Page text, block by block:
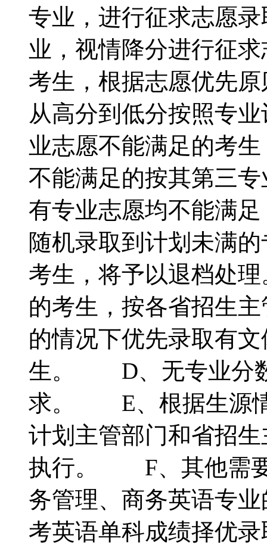
专业，进行征求志愿
业，视情降分进行征
考生，根据志愿优先
从高分到低分按照专
业志愿不能满足的考
不能满足的按其第三
有专业志愿均不能满
随机录取到计划未满
考生，将予以退档处
的考生，按各省招生
的情况下优先录取有
生。 D、无专业分数
求。 E、根据生源情
计划主管部门和省招
执行。 F、其他需要
务管理、商务英语专
考英语单科成绩择优